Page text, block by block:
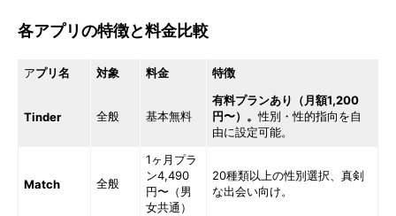
各アプリの特徴と料金比較
アプリ名 対象 料金 特徴
Tinder 全般 基本無料
有料プランあり（月額1,200
円〜）。性別・性的指向を自
由に設定可能。
Match 全般
1ヶ月プラ
ン4,490
円〜（男
女共通）
20種類以上の性別選択、真剣
な出会い向け。